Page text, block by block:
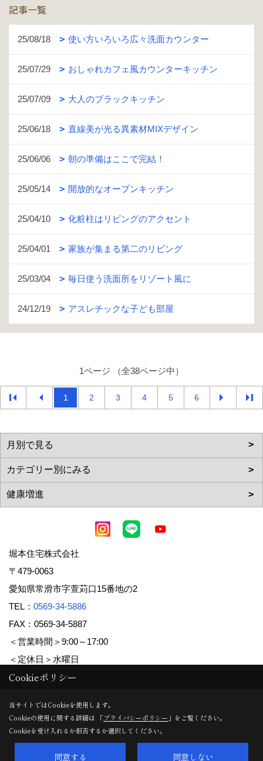
記事一覧
25/08/18 使い方いろいろ広々洗面カウンター
25/07/29 おしゃれカフェ風カウンターキッチン
25/07/09 大人のブラックキッチン
25/06/18 直線美が光る異素材MIXデザイン
25/06/06 朝の準備はここで完結！
25/05/14 開放的なオープンキッチン
25/04/10 化粧柱はリビングのアクセント
25/04/01 家族が集まる第二のリビング
25/03/04 毎日使う洗面所をリゾート風に
24/12/19 アスレチックな子ども部屋
1ページ （全38ページ中）
1 2 3 4 5 6
堀本住宅株式会社
〒479-0063
愛知県常滑市字萱苅口15番地の2
TEL： 0569-34-5886
FAX：0569-34-5887
＜営業時間＞9:00～17:00
＜定休日＞水曜日
Copyright (c) 堀本住宅株式会社. All Rights Reserved.
Produced byゴデスクリエイト
Cookieポリシー
当サイトではCookieを使用します。
Cookieの使用に関する詳細は 「プライバシーポリシー 」をご覧ください。
Cookieを受け入れるか拒否するか選択してください。
同意する 同意しない